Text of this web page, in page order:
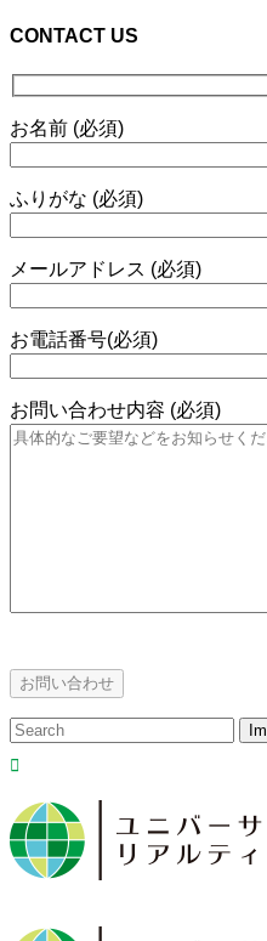
CONTACT US
お名前 (必須)
ふりがな (必須)
メールアドレス (必須)
お電話番号(必須)
お問い合わせ内容 (必須)